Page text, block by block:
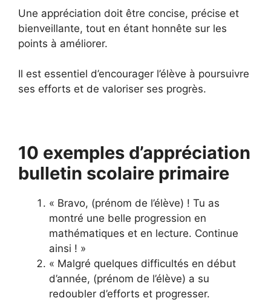
Une appréciation doit être concise, précise et
bienveillante, tout en étant honnête sur les
points à améliorer.
Il est essentiel d’encourager l’élève à poursuivre
ses efforts et de valoriser ses progrès.
10 exemples d’appréciation
bulletin scolaire primaire
« Bravo, (prénom de l’élève) ! Tu as
montré une belle progression en
mathématiques et en lecture. Continue
ainsi ! »
« Malgré quelques difficultés en début
d’année, (prénom de l’élève) a su
redoubler d’efforts et progresser.